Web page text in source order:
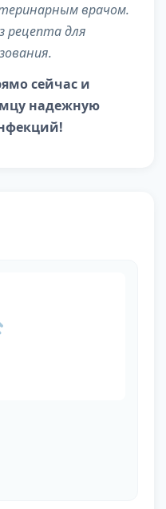
врачом.
рецепта для
сейчас и
надежную